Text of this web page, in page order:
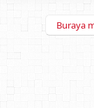
Buraya